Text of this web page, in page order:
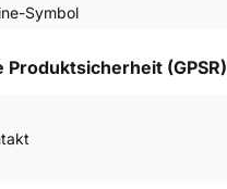
Symbol
Produktsicherheit (GPSR)